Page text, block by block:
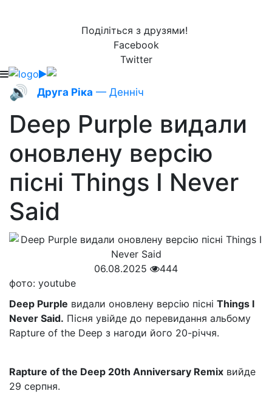
Поділіться з друзями!
Facebook
Twitter
🔊 Друга Ріка — Денніч
Deep Purple видали
оновлену версію
пісні Things I Never
Said
06.08.2025
444
фото: youtube
Deep Purple видали оновлену версію пісні Things I
Never Said. Пісня увійде до перевидання альбому
Rapture of the Deep з нагоди його 20-річчя.
Rapture of the Deep 20th Anniversary Remix вийде
29 серпня.